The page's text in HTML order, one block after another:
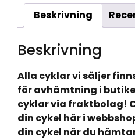
Beskrivning
Beskrivning
Alla cyklar vi säljer
för avhämtning i
cyklar via fraktbolag!
din cykel här i
din cykel när du